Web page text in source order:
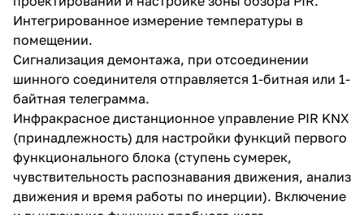
Интегрированное измерение температуры в
помещении.
Сигнализация демонтажа, при отсоединении
шинного соединителя отправляется 1-битная или 1-
байтная телеграмма.
Инфракрасное дистанционное управление PIR KNX
(принадлежность) для настройки функций первого
функционального блока (ступень сумерек,
чувствительность распознавания движения, анализ
движения и время работы по инерции). Включение